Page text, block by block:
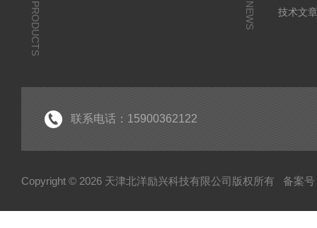
PRODUCTS NEWS
技术文
联系电话：15900362122
Copyright © 2026 天津北洋励兴科技有限公司版权所有 备案号